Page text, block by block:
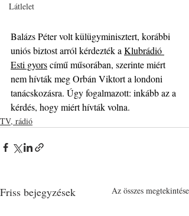
Látlelet
Balázs Péter volt külügyminisztert, korábbi
uniós biztost arról kérdezték a Klubrádió
Esti gyors című műsorában, szerinte miért
nem hívták meg Orbán Viktort a londoni
tanácskozásra. Úgy fogalmazott: inkább az a
kérdés, hogy miért hívták volna.
TV, rádió
Friss bejegyzések Az összes megtekintése